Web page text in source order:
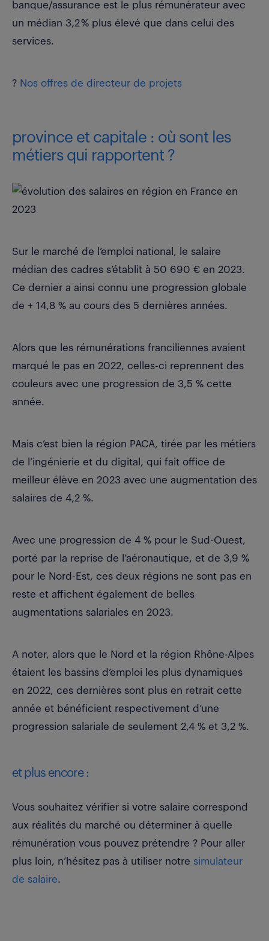
banque/assurance est le plus rémunérateur avec
un médian 3,2 % plus élevé que dans celui des
services.
? Nos offres de directeur de projets
province et capitale : où sont les
métiers qui rapportent ?
Sur le marché de l’emploi national, le salaire
médian des cadres s’établit à 50 690 € en 2023.
Ce dernier a ainsi connu une progression globale
de + 14,8 % au cours des 5 dernières années.
Alors que les rémunérations franciliennes avaient
marqué le pas en 2022, celles-ci reprennent des
couleurs avec une progression de 3,5 % cette
année.
Mais c’est bien la région PACA, tirée par les métiers
de l’ingénierie et du digital, qui fait office de
meilleur élève en 2023 avec une augmentation des
salaires de 4,2 %.
Avec une progression de 4 % pour le Sud-Ouest,
porté par la reprise de l’aéronautique, et de 3,9 %
pour le Nord-Est, ces deux régions ne sont pas en
reste et affichent également de belles
augmentations salariales en 2023.
A noter, alors que le Nord et la région Rhône-Alpes
étaient les bassins d’emploi les plus dynamiques
en 2022, ces dernières sont plus en retrait cette
année et bénéficient respectivement d’une
progression salariale de seulement 2,4 % et 3,2 %.
et plus encore :
Vous souhaitez vérifier si votre salaire correspond
aux réalités du marché ou déterminer à quelle
rémunération vous pouvez prétendre ? Pour aller
plus loin, n’hésitez pas à utiliser notre simulateur
de salaire.